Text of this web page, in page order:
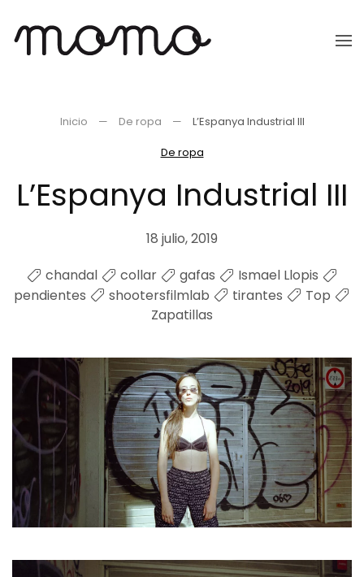
Ir
Inicio De ropa
L’Espanya Industrial III
De ropa
L’Espanya Industrial III
18 julio, 2019
chandal
collar gafas
Ismael Llopis
pendientes
shootersfilmlab tirantes
Top
Zapatillas